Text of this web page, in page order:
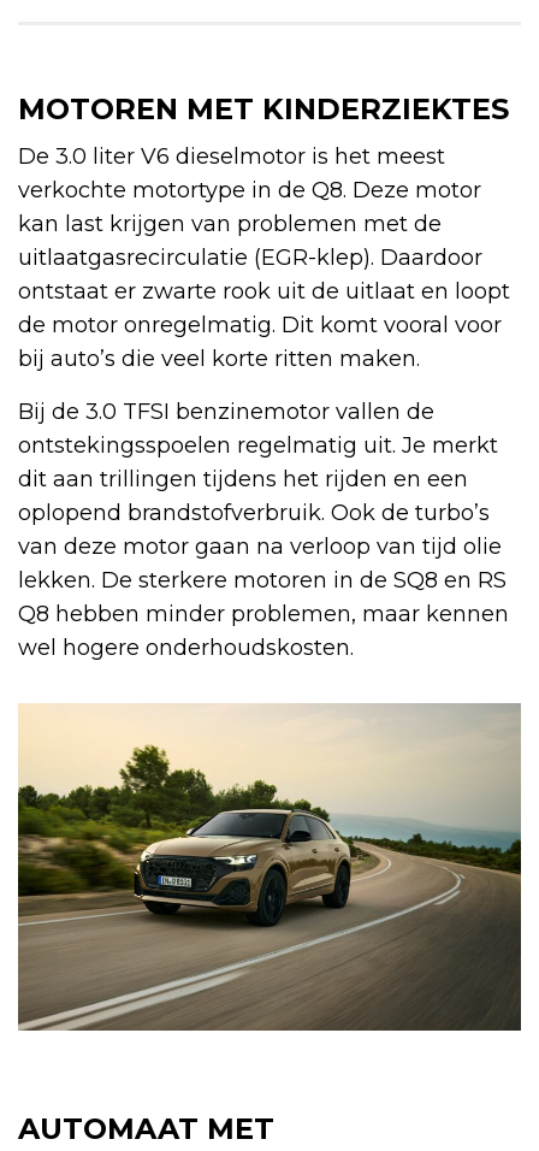
MOTOREN MET KINDERZIEKTES
De 3.0 liter V6 dieselmotor is het meest
verkochte motortype in de Q8. Deze motor
kan last krijgen van problemen met de
uitlaatgasrecirculatie (EGR-klep). Daardoor
ontstaat er zwarte rook uit de uitlaat en loopt
de motor onregelmatig. Dit komt vooral voor
bij auto’s die veel korte ritten maken.
Bij de 3.0 TFSI benzinemotor vallen de
ontstekingsspoelen regelmatig uit. Je merkt
dit aan trillingen tijdens het rijden en een
oplopend brandstofverbruik. Ook de turbo’s
van deze motor gaan na verloop van tijd olie
lekken. De sterkere motoren in de SQ8 en RS
Q8 hebben minder problemen, maar kennen
wel hogere onderhoudskosten.
AUTOMAAT MET